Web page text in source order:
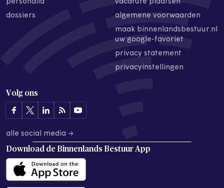
personalia
dossiers
vacature plaatsen
algemene voorwaarden
maak binnenlandsbestuur.nl
uw google-favoriet
privacy statement
privacyinstellingen
Volg ons
alle social media →
Download de Binnenlands Bestuur App